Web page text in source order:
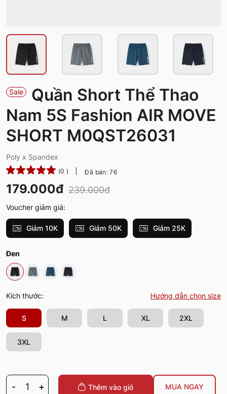
Sale
Quần Short Thể Thao
Nam 5S Fashion AIR MOVE
SHORT M0QST26031
Poly x Spandex
(0 ) Đã bán: 76
179.000đ 239.000đ
Voucher giảm giá:
Giảm 10K Giảm 50K Giảm 25K
Đen
Kích thước: Hướng dẫn chọn size
S M L XL 2XL
3XL
- 1 + Thêm vào giỏ MUA NGAY